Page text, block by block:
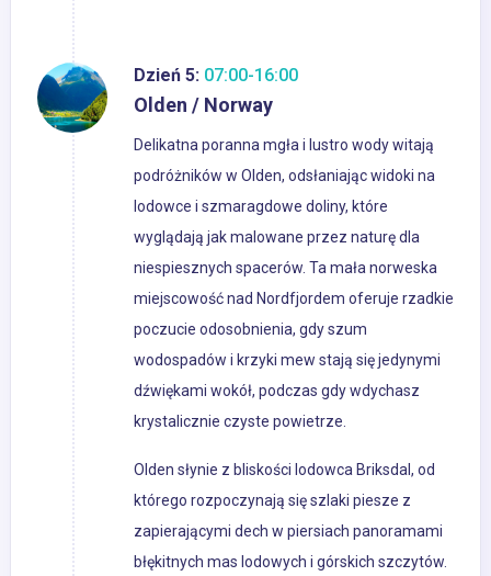
Dzień 5: 07:00-16:00
Olden / Norway
Delikatna poranna mgła i lustro wody witają
podróżników w Olden, odsłaniając widoki na
lodowce i szmaragdowe doliny, które
wyglądają jak malowane przez naturę dla
niespiesznych spacerów. Ta mała norweska
miejscowość nad Nordfjordem oferuje rzadkie
poczucie odosobnienia, gdy szum
wodospadów i krzyki mew stają się jedynymi
dźwiękami wokół, podczas gdy wdychasz
krystalicznie czyste powietrze.
Olden słynie z bliskości lodowca Briksdal, od
którego rozpoczynają się szlaki piesze z
zapierającymi dech w piersiach panoramami
błękitnych mas lodowych i górskich szczytów.